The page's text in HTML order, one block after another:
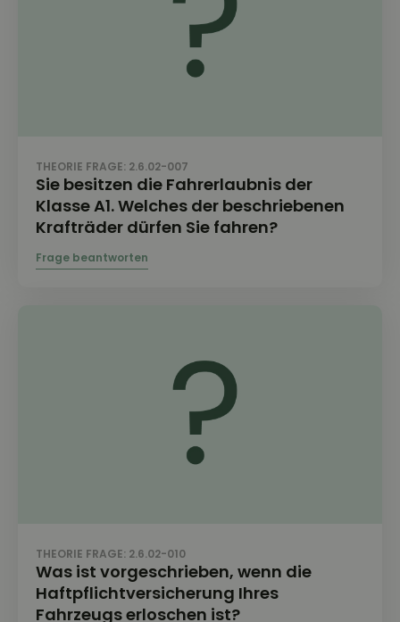
THEORIE FRAGE: 2.6.02-007
Sie besitzen die Fahrerlaubnis der
Klasse A1. Welches der beschriebenen
Krafträder dürfen Sie fahren?
THEORIE FRAGE: 2.6.02-010
Was ist vorgeschrieben, wenn die
Haftpflichtversicherung Ihres
Fahrzeugs erloschen ist?